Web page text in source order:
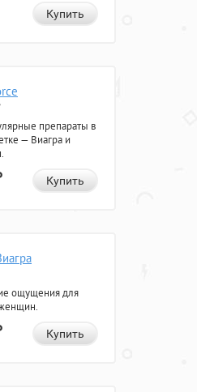
Купить
препараты в
— Виагра и
Купить
ощущения для
Купить